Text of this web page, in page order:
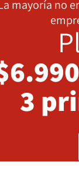
mayoría no
3